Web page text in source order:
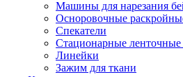
Машины для нарезания
Осноровочные
Спекатели
Стационарные
Линейки
Зажим для ткани